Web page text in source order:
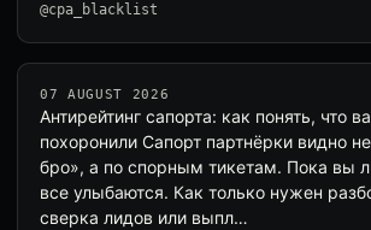
@cpa_blacklist
07 AUGUST 2026
Антирейтинг сапорта: как понять, что
похоронили Сапорт партнёрки видно
бро», а по спорным тикетам. Пока вы
все улыбаются. Как только нужен
сверка лидов или выпл…